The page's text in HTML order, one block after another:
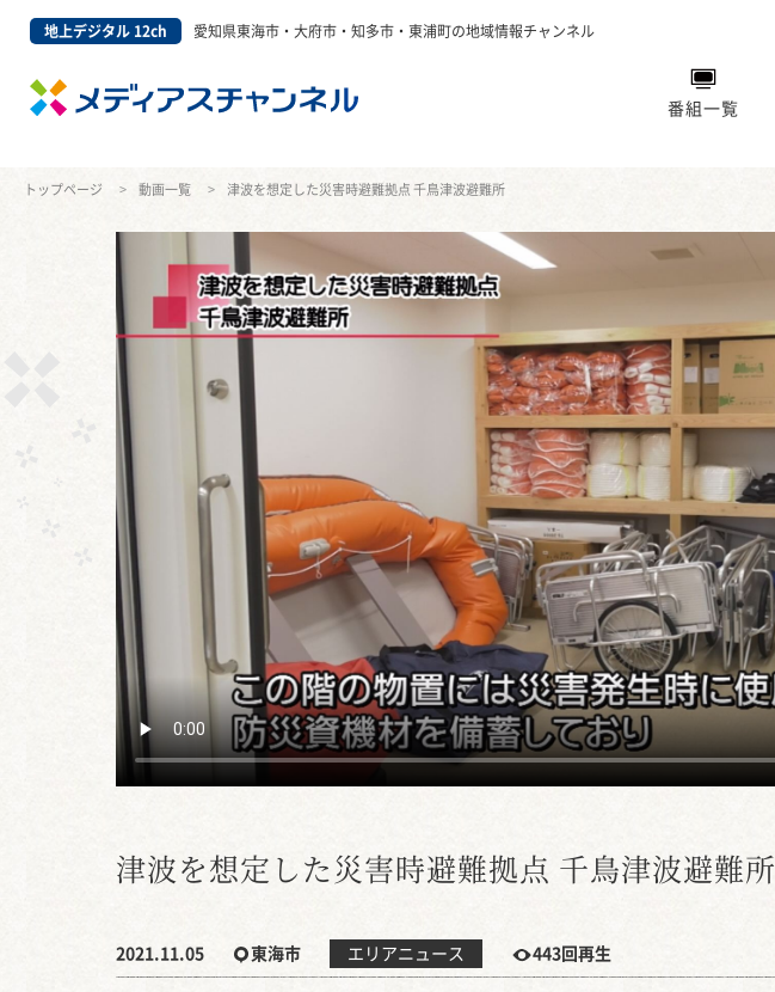
地上デジタル 12ch 愛知県東海市・大府市・知多市・東浦町の地域情報チャンネル
番組一覧
トップページ 動画一覧 津波を想定した災害時避難拠点 千鳥津波避難所
津波を想定した災害時避難拠点 千鳥津波避難所
2021.11.05 東海市 エリアニュース 443回再生